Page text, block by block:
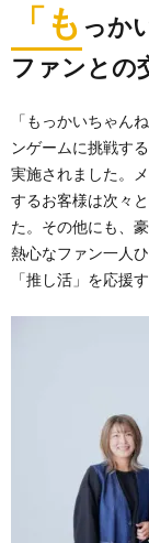
「も っか
ファンとの
「もっかいちゃん
ンゲームに挑戦す
実施されました。
するお客様は次々
た。その他にも、
熱心なファン一人
「推し活」を応援